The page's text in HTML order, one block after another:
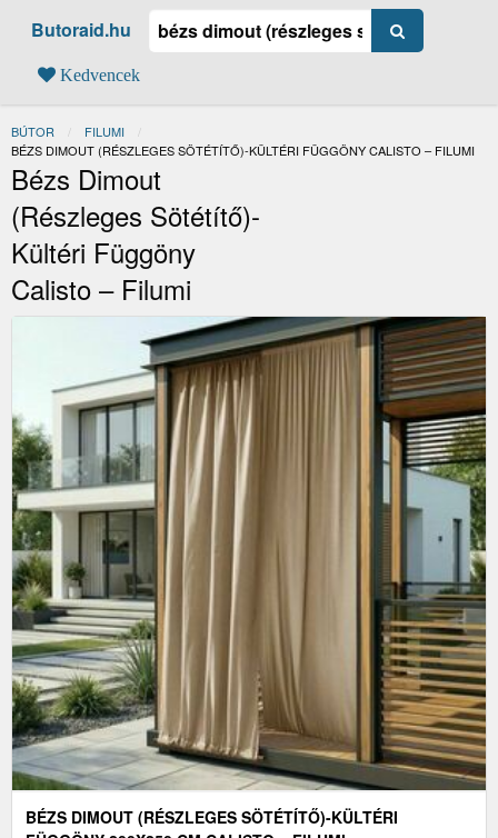
Butoraid.hu
Kedvencek
BÚTOR
FILUMI
JELENLEGI:
BÉZS DIMOUT (RÉSZLEGES SÖTÉTÍTŐ)-KÜLTÉRI FÜGGÖNY CALISTO – FILUMI
Bézs Dimout
(részleges Sötétítő)-
Kültéri Függöny
Calisto – Filumi
BÉZS DIMOUT (RÉSZLEGES SÖTÉTÍTŐ)-KÜLTÉRI